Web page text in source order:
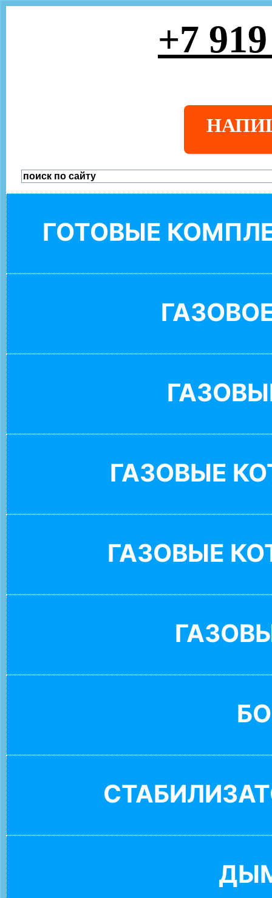
+7
ГОТОВЫЕ
ГАЗОВЫЕ
ГАЗОВЫЕ